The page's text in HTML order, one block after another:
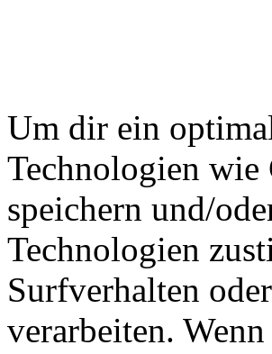
Um dir ein
Technologien wie
speichern und/
Technologien
Surfverhalten
verarbeiten.